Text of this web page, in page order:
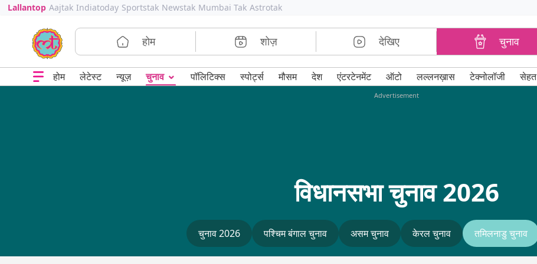
Lallantop Aajtak Indiatoday Sportstak Newstak Mumbai Tak Astrotak
होम शोज़ देखिए चुनाव
होम लेटेस्ट न्यूज़ चुनाव ⌄ पॉलिटिक्स स्पोर्ट्स मौसम देश एंटरटेनमेंट ऑटो लल्लनख़ास टेक्नोलॉजी सेहत
Advertisement
विधानसभा चुनाव 2026
चुनाव 2026 पश्चिम बंगाल चुनाव असम चुनाव केरल चुनाव तमिलनाडु चुनाव